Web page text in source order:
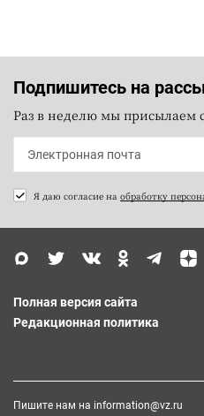
Подпишитесь на
Раз в неделю мы присылаем
Я даю согласие на обработку
Полная версия сайта
Редакционная политика
Пишите нам на information@vz.ru